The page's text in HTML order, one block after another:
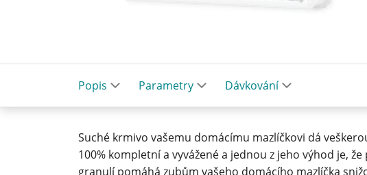
Popis Parametry Dávkování
Suché krmivo vašemu domácímu mazlíčkovi dá
100% kompletní a vyvážené a jednou z jeho výhod je,
granulí pomáhá zubům vašeho domácího mazlíčka